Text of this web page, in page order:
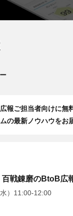
報ご担当者向けに無
の最新ノウハウをお
百戦錬磨のBtoB広
）11:00-12:00